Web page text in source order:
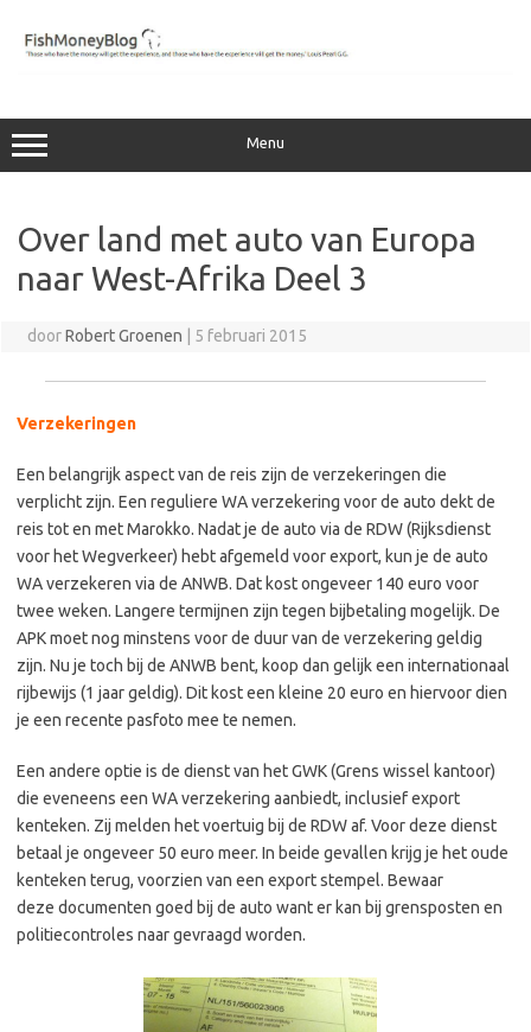
inhoud
Menu
Over land met auto van Europa
naar West-Afrika Deel 3
doorRobert Groenen 5 februari 2015
Verzekeringen
Een belangrijk aspect van de reis zijn de verzekeringen die
verplicht zijn. Een reguliere WA verzekering voor de auto dekt de
reis tot en met Marokko. Nadat je de auto via de RDW (Rijksdienst
voor het Wegverkeer) hebt afgemeld voor export, kun je de auto
WA verzekeren via de ANWB. Dat kost ongeveer 140 euro voor
twee weken. Langere termijnen zijn tegen bijbetaling mogelijk. De
APK moet nog minstens voor de duur van de verzekering geldig
zijn. Nu je toch bij de ANWB bent, koop dan gelijk een internationaal
rijbewijs (1 jaar geldig). Dit kost een kleine 20 euro en hiervoor dien
je een recente pasfoto mee te nemen.
Een andere optie is de dienst van het GWK (Grens wissel kantoor)
die eveneens een WA verzekering aanbiedt, inclusief export
kenteken. Zij melden het voertuig bij de RDW af. Voor deze dienst
betaal je ongeveer 50 euro meer. In beide gevallen krijg je het oude
kenteken terug, voorzien van een export stempel. Bewaar
deze documenten goed bij de auto want er kan bij grensposten en
politiecontroles naar gevraagd worden.